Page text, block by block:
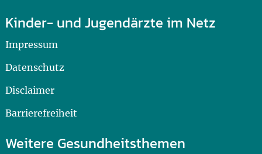
Kinder- und Jugendärzte im Netz
Impressum
Datenschutz
Disclaimer
Barrierefreiheit
Weitere Gesundheitsthemen